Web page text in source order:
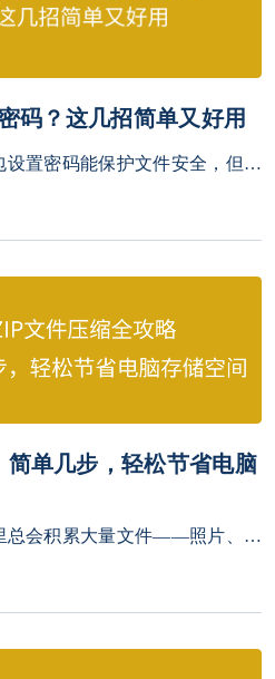
码？这几招简单又好用
日常办公中，给 ZIP 压缩包设置密码能保护文件安全，但后续无需加密时，每次解压都输密码会很繁琐。删除 ZIP 密码的核心前提是知道原密码，忘记密码需先找回。下面分享 3 种高效方法，新手也能轻松操作。
单几步，轻松节省电脑
日常办公和生活中，电脑里总会积累大量文件——照片、文档、安装包、视频片段等，这些文件占用过多存储空间，不仅会导致电脑运行变慢，还会让存储设备提前告急。而ZIP压缩作为最常用、最便捷的文件压缩方式，无需复杂操作，就能将文件体积大幅缩小，轻松释放存储空间。